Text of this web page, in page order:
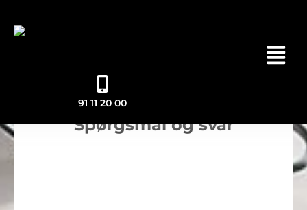
91 11 20 00
Spørgsmål og svar